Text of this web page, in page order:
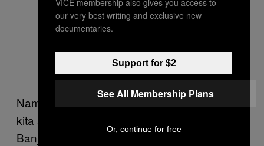
Namun, apapun yang terjadi, pemahaman
kita akan kawasan ini mutlak diperlukan.
Banjir akibat pecahan gletser adalah kejadian
our very best writing and exclusive new
documentaries.
Support for $2
See All Membership Plans
Or, continue for free